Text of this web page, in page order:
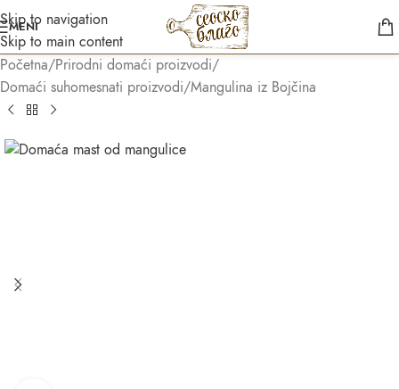
Skip to navigation
Skip to main content
MENI
Početna/Prirodni domaći proizvodi/
Domaći suhomesnati proizvodi/Mangulina iz Bojčina
● Dostupan — Seosko blago